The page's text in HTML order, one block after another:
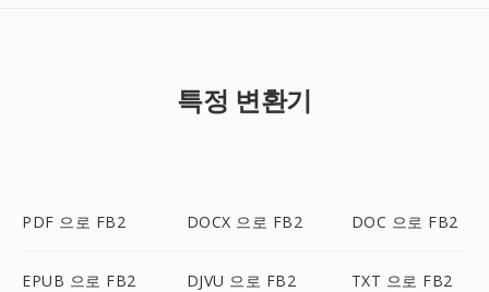
특정 변환기
PDF 으로 FB2 DOCX 으로 FB2 DOC 으로 FB2
EPUB 으로 FB2 DJVU 으로 FB2 TXT 으로 FB2